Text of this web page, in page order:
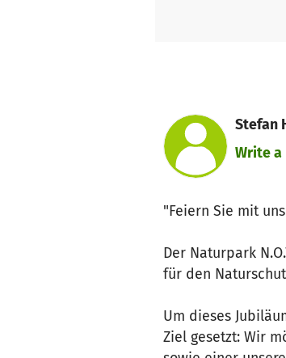
Stefan
Write a
"Feiern Sie mit
Der Naturpark
für den
Um dieses
Ziel gesetzt: Wir